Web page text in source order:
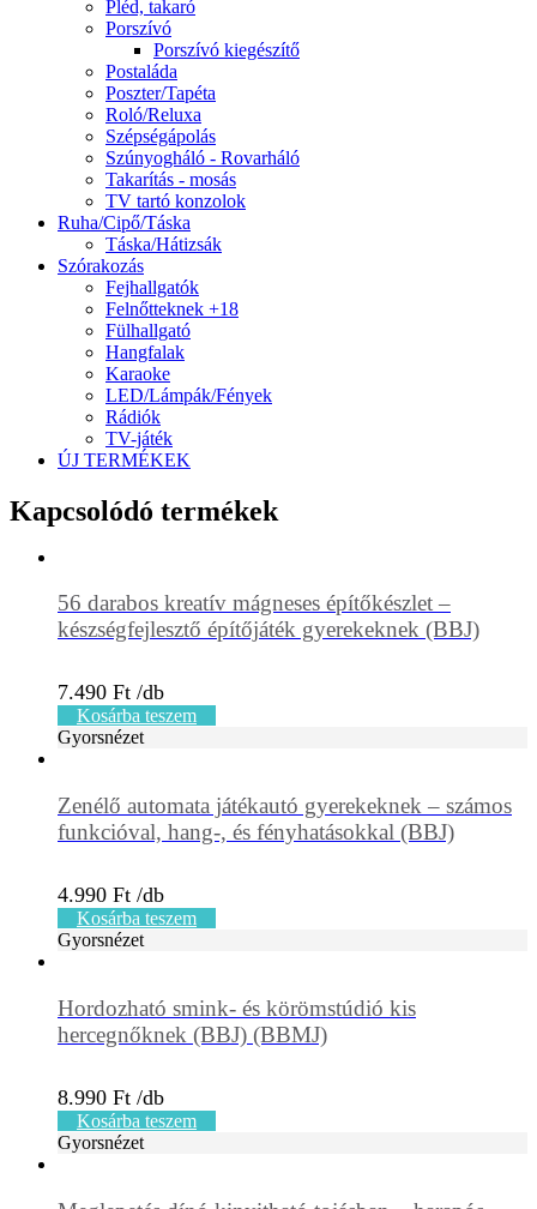
Pléd, takaró
Porszívó
Porszívó kiegészítő
Postaláda
Poszter/Tapéta
Roló/Reluxa
Szépségápolás
Szúnyogháló - Rovarháló
Takarítás - mosás
TV tartó konzolok
Ruha/Cipő/Táska
Táska/Hátizsák
Szórakozás
Fejhallgatók
Felnőtteknek +18
Fülhallgató
Hangfalak
Karaoke
LED/Lámpák/Fények
Rádiók
TV-játék
ÚJ TERMÉKEK
Kapcsolódó termékek
56 darabos kreatív mágneses építőkészlet –
készségfejlesztő építőjáték gyerekeknek (BBJ)
7.490 Ft
Kosárba teszem
Gyorsnézet
Zenélő automata játékautó gyerekeknek – számos
funkcióval, hang-, és fényhatásokkal (BBJ)
4.990 Ft
Kosárba teszem
Gyorsnézet
Hordozható smink- és körömstúdió kis
hercegnőknek (BBJ) (BBMJ)
8.990 Ft
Kosárba teszem
Gyorsnézet